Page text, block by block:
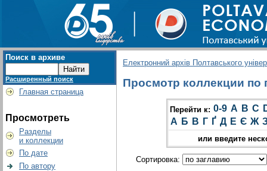
Поиск в архиве
Расширенный поиск
Главная страница
Просмотреть
Разделы
и коллекции
По дате
По автору
Електронний архів Полтавського
Просмотр коллекции по
Перейти к: 0-9 A B C
А Б В Г Ґ Д Е Є Ж
или введите
Сортировка: